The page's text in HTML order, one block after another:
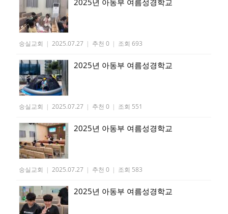
숭실교회 | 2025.07.27 | 추천 0 | 조회 693
2025년 아동부 여름성경학교
숭실교회 | 2025.07.27 | 추천 0 | 조회 551
2025년 아동부 여름성경학교
숭실교회 | 2025.07.27 | 추천 0 | 조회 583
2025년 아동부 여름성경학교